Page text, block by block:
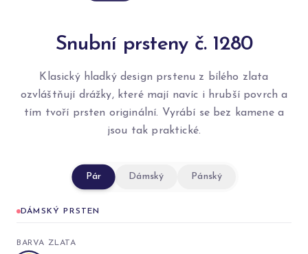
Snubní prsteny č. 1280
Klasický hladký design prstenu z bílého zlata
ozvláštňují drážky, které mají navíc i hrubší povrch a
tím tvoří prsten originální. Vyrábí se bez kamene a
jsou tak praktické.
Pár Dámský Pánský
DÁMSKÝ PRSTEN
BARVA ZLATA